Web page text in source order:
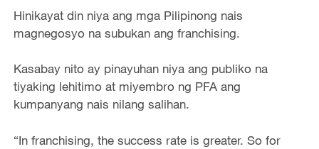
Hinikayat din niya ang mga Pilipinong nais
magnegosyo na subukan ang franchising.
Kasabay nito ay pinayuhan niya ang publiko na
tiyaking lehitimo at miyembro ng PFA ang
kumpanyang nais nilang salihan.
“In franchising, the success rate is greater. So for